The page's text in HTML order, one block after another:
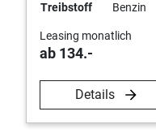
Treibstoff
Benzin
Leasing monatlich
ab 134.-
Details